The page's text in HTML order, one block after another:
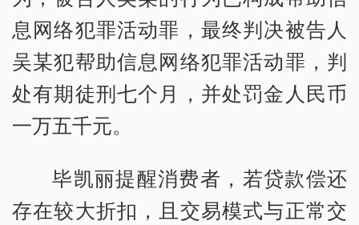
息网络犯罪活动罪，最终判决被告人
吴某犯帮助信息网络犯罪活动罪，判
处有期徒刑七个月，并处罚金人民币
一万五千元。
毕凯丽提醒消费者，若贷款偿还
存在较大折扣，且交易模式与正常交